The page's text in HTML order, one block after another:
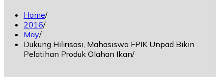
Home
2016
May
Dukung Hilirisasi, Mahasiswa FPIK Unpad Bikin
Pelatihan Produk Olahan Ikan